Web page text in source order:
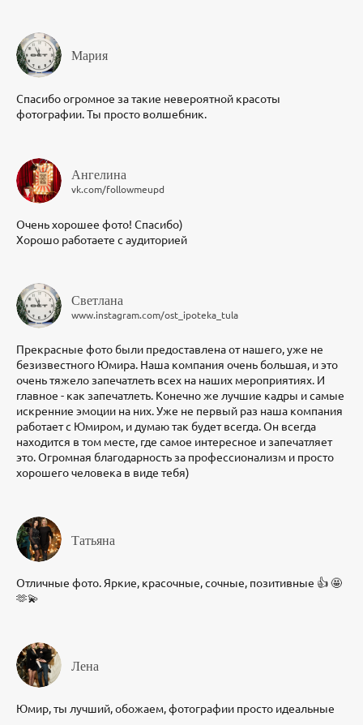
Мария
Спасибо огромное за такие невероятной красоты
фотографии. Ты просто волшебник.
Ангелина
vk.com/followmeupd
Очень хорошее фото! Спасибо)
Хорошо работаете с аудиторией
Светлана
www.instagram.com/ost_ipoteka_tula
Прекрасные фото были предоставлена от нашего, уже не
безизвестного Юмира. Наша компания очень большая, и это
очень тяжело запечатлеть всех на наших мероприятиях. И
главное - как запечатлеть. Конечно же лучшие кадры и самые
искренние эмоции на них. Уже не первый раз наша компания
работает с Юмиром, и думаю так будет всегда. Он всегда
находится в том месте, где самое интересное и запечатляет
это. Огромная благодарность за профессионализм и просто
хорошего человека в виде тебя)
Татьяна
Отличные фото. Яркие, красочные, сочные, позитивные 👍 🤩
🫶💫
Лена
Юмир, ты лучший, обожаем, фотографии просто идеальные